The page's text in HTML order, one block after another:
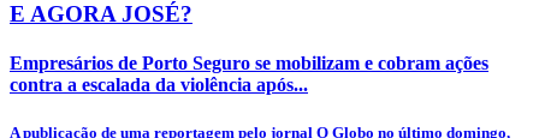
E AGORA JOSÉ?
Empresários de Porto Seguro se mobilizam e cobram ações
contra a escalada da violência após...
A publicação de uma reportagem pelo jornal O Globo no último domingo,